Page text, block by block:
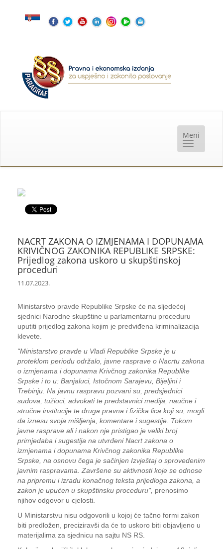
NACRT ZAKONA O IZMJENAMA I DOPUNAMA
KRIVIČNOG ZAKONIKA REPUBLIKE SRPSKE:
Prijedlog zakona uskoro u skupštinskoj
proceduri
11.07.2023.
Ministarstvo pravde Republike Srpske će na sljedećoj
sjednici Narodne skupštine u parlamentarnu proceduru
uputiti prijedlog zakona kojim je predviđena kriminalizacija
klevete.
"Ministarstvo pravde u Vladi Republike Srpske je u
proteklom periodu održalo, javne rasprave o Nacrtu zakona
o izmjenama i dopunama Krivčnog zakonika Republike
Srpske i to u: Banjaluci, Istočnom Sarajevu, Bijeljini i
Trebinju. Na javnu raspravu pozvani su, predsjednici
sudova, tužioci, advokati te predstavnici medija, naučne i
stručne institucije te druga pravna i fizička lica koji su, mogli
da iznesu svoja mišljenja, komentare i sugestije. Tokom
javne rasprave ali i nakon nje pristigao je veliki broj
primjedaba i sugestija na utvrđeni Nacrt zakona o
izmjenama i dopunama Krivčnog zakonika Republike
Srpske, na osnovu čega je sačinjen Izvještaj o sprovedenim
javnim raspravama. Završene su aktivnosti koje se odnose
na pripremu i izradu konačnog teksta prijedloga zakona, a
zakon je upućen u skupštinsku proceduru", prenosimo
njihov odgovor u cjelosti.
U Ministarstvu nisu odgovorili u kojoj će tačno formi zakon
biti predložen, preciziravši da će to uskoro biti objavljeno u
materijalima za sjednicu na sajtu NS RS.